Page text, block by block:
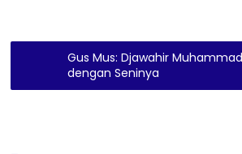
Gus Mus: Djawahir
dengan Seninya